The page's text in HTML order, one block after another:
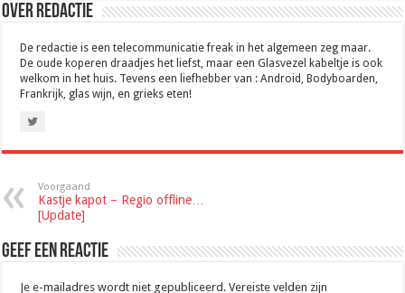
Over Redactie
De redactie is een telecommunicatie freak in het algemeen zeg maar.
De oude koperen draadjes het liefst, maar een Glasvezel kabeltje is ook
welkom in het huis. Tevens een liefhebber van : Android, Bodyboarden,
Frankrijk, glas wijn, en grieks eten!
Voorgaand
Kastje kapot – Regio offline…
[Update]
Geef een reactie
Je e-mailadres wordt niet gepubliceerd. Vereiste velden zijn